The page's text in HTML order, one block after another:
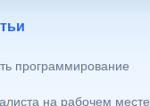
программирование
на рабочем месте